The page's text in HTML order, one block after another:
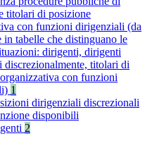
titolari di posizione
con funzioni dirigenziali (da
in tabelle che distinguano le
dirigenti, dirigenti
discrezionalmente, titolari di
con funzioni
1
dirigenziali discrezionali
disponibili
2